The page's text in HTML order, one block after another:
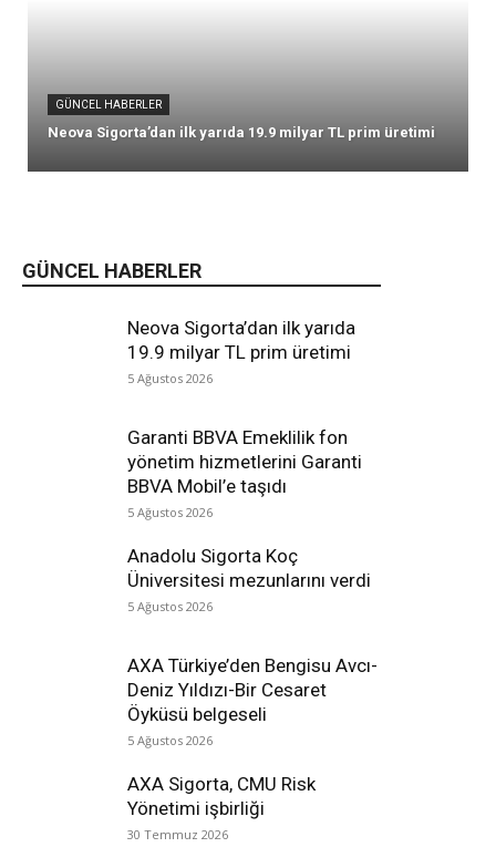
GÜNCEL HABERLER
Neova Sigorta’dan ilk yarıda
19.9 milyar TL prim üretimi
5 Ağustos 2026
Garanti BBVA Emeklilik fon
yönetim hizmetlerini Garanti
BBVA Mobil’e taşıdı
5 Ağustos 2026
Anadolu Sigorta Koç
Üniversitesi mezunlarını verdi
5 Ağustos 2026
AXA Türkiye’den Bengisu Avcı-
Deniz Yıldızı-Bir Cesaret
Öyküsü belgeseli
5 Ağustos 2026
AXA Sigorta, CMU Risk
Yönetimi işbirliği
30 Temmuz 2026
GÜNCEL HABERLER
Neova Sigorta’dan ilk yarıda 19.9 milyar TL prim üretimi